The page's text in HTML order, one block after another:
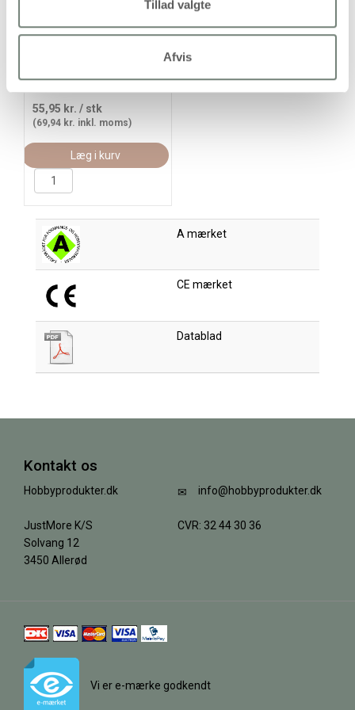
Tillad valgte
Afvis
Batikfarve, sort, 100ml/ 1
55,95 kr. / stk
(69,94 kr. inkl. moms)
Læg i kurv
A mærket
CE mærket
Datablad
Kontakt os
Hobbyprodukter.dk
JustMore K/S
Solvang 12
3450 Allerød
info@hobbyprodukter.dk
CVR: 32 44 30 36
Vi er e-mærke godkendt